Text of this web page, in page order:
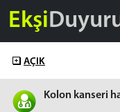
Ekşi
AÇIK
Kolon kanseri